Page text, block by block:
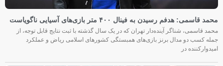
محمد قاسمی: هدفم رسیدن به فینال ۴۰۰ متر بازی‌های آسیایی ناگویاست
محمد قاسمی، شناگر آینده‌دار تهران که در یک سال گذشته با ثبت نتایج قابل توجه، از
جمله کسب دو مدال برنز بازی‌های همبستگی کشورهای اسلامی ریاض و عملکرد
امیدوارکننده در